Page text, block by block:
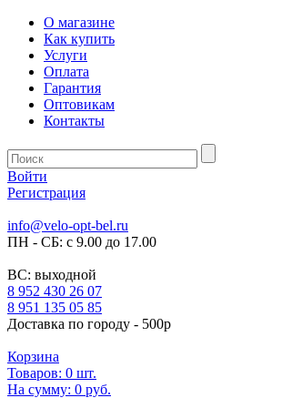
О магазине
Как купить
Услуги
Оплата
Гарантия
Оптовикам
Контакты
Войти
Регистрация
info@velo-opt-bel.ru
ПН - СБ: с 9.00 до 17.00
ВС: выходной
8 952 430 26 07
8 951 135 05 85
Доставка по городу - 500р
Корзина
Товаров: 0 шт.
На сумму: 0 руб.